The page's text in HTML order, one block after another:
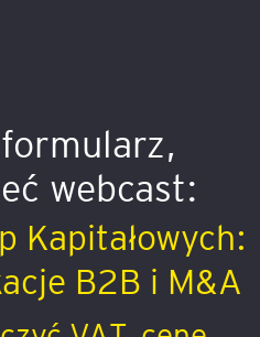
webcast:
Kapitałowych:
B2B i M&A